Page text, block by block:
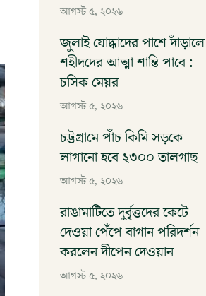
আগস্ট ৫, ২০২৬
জুলাই যোদ্ধাদের পাশে দাঁড়ালে
শহীদদের আত্মা শান্তি পাবে :
চসিক মেয়র
আগস্ট ৫, ২০২৬
চট্টগ্রামে পাঁচ কিমি সড়কে
লাগানো হবে ২৩০০ তালগাছ
আগস্ট ৫, ২০২৬
রাঙামাটিতে দুর্বৃত্তদের ‎কেটে
দেওয়া পেঁপে বাগান পরিদর্শন
করলেন দীপেন দেওয়ান
আগস্ট ৫, ২০২৬